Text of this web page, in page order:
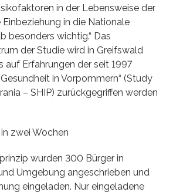
in der Lebensweise der
Einbeziehung in die Nationale
besonders wichtig.“ Das
der Studie wird in Greifswald
auf Erfahrungen der seit 1997
in Vorpommern“ (Study
– SHIP) zurückgegriffen werden
zwei Wochen
wurden 300 Bürger in
Umgebung angeschrieben und
eingeladen. Nur eingeladene